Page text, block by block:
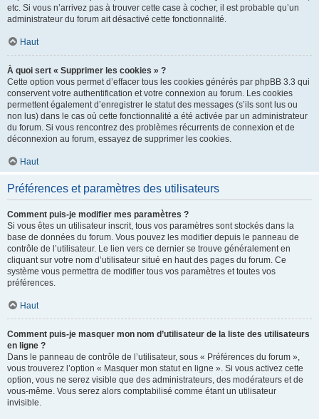
etc. Si vous n’arrivez pas à trouver cette case à cocher, il est probable qu’un
administrateur du forum ait désactivé cette fonctionnalité.
Haut
À quoi sert « Supprimer les cookies » ?
Cette option vous permet d’effacer tous les cookies générés par phpBB 3.3 qui
conservent votre authentification et votre connexion au forum. Les cookies
permettent également d’enregistrer le statut des messages (s’ils sont lus ou
non lus) dans le cas où cette fonctionnalité a été activée par un administrateur
du forum. Si vous rencontrez des problèmes récurrents de connexion et de
déconnexion au forum, essayez de supprimer les cookies.
Haut
Préférences et paramètres des utilisateurs
Comment puis-je modifier mes paramètres ?
Si vous êtes un utilisateur inscrit, tous vos paramètres sont stockés dans la
base de données du forum. Vous pouvez les modifier depuis le panneau de
contrôle de l’utilisateur. Le lien vers ce dernier se trouve généralement en
cliquant sur votre nom d’utilisateur situé en haut des pages du forum. Ce
système vous permettra de modifier tous vos paramètres et toutes vos
préférences.
Haut
Comment puis-je masquer mon nom d’utilisateur de la liste des utilisateurs
en ligne ?
Dans le panneau de contrôle de l’utilisateur, sous « Préférences du forum »,
vous trouverez l’option « Masquer mon statut en ligne ». Si vous activez cette
option, vous ne serez visible que des administrateurs, des modérateurs et de
vous-même. Vous serez alors comptabilisé comme étant un utilisateur
invisible.